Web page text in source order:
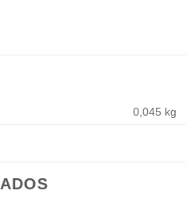
0,045 kg